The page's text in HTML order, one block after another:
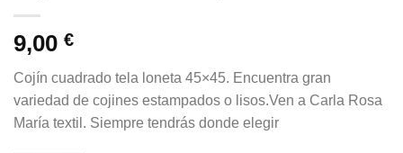
9,00 €
Cojín cuadrado tela loneta 45×45. Encuentra gran
variedad de cojines estampados o lisos.Ven a Carla Rosa
María textil. Siempre tendrás donde elegir